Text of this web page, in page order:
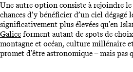
Une autre option consiste à rejoindre
chances d’y bénéficier d’un ciel dégagé
significativement plus élevées qu’en
Galice forment autant de spots de
montagne et océan, culture millénaire
promet d’être astronomique – mais pas